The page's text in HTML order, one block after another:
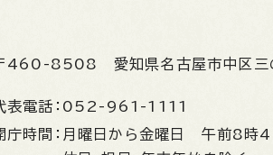
460-8508 愛知県名古屋市中区
表電話： 052-961-1111
庁時間： 月曜日から金曜日 午前8時